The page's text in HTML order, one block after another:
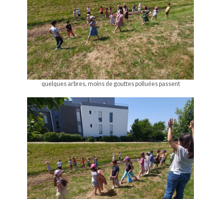
quelques arbres, moins de gouttes polluées passent